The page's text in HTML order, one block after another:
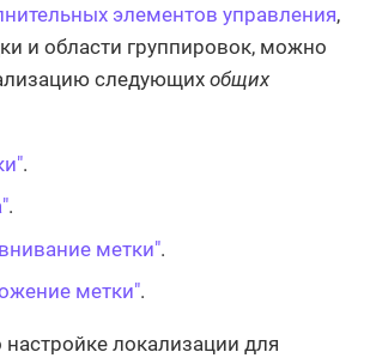
элементов управления,
и области группировок, можно
следующих общих
.
.
метки".
метки".
локализации для